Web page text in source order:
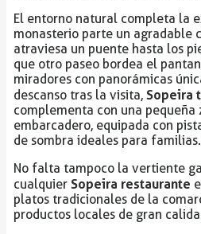
El entorno natural completa la
monasterio parte un agradable
atraviesa un puente hasta los
que otro paseo bordea el
miradores con panorámicas
descanso tras la visita, Sopeira
complementa con una pequeña
embarcadero, equipada con
de sombra ideales para familias.
No falta tampoco la vertiente
cualquier Sopeira restaurante
platos tradicionales de la
productos locales de gran